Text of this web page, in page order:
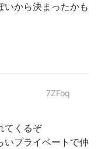
いから決まったかも
7ZFoq
てくるぞ
いプライベートで仲